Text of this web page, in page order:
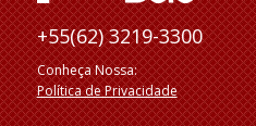
+55(62) 3219-3300
Conheça Nossa:
Política de Privacidade